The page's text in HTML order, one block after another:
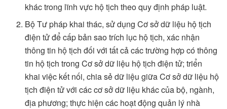
khác trong lĩnh vực hộ tịch theo quy định pháp luật.
Bộ Tư pháp khai thác, sử dụng Cơ sở dữ liệu hộ tịch
điện tử để cấp bản sao trích lục hộ tịch, xác nhận
thông tin hộ tịch đối với tất cả các trường hợp có thông
tin hộ tịch trong Cơ sở dữ liệu hộ tịch điện tử; triển
khai việc kết nối, chia sẻ dữ liệu giữa Cơ sở dữ liệu hộ
tịch điện tử với các cơ sở dữ liệu khác của bộ, ngành,
địa phương; thực hiện các hoạt động quản lý nhà